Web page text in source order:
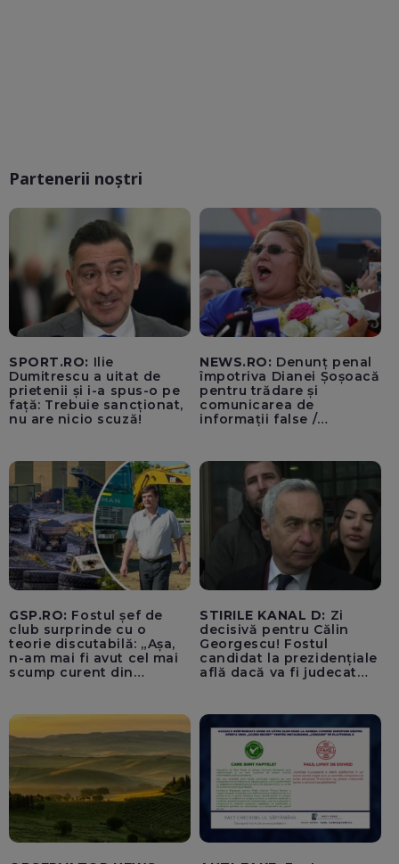
Partenerii noștri
SPORT.RO: Ilie
Dumitrescu a uitat de
prietenii și i-a spus-o pe
față: Trebuie sancționat,
nu are nicio scuză!
NEWS.RO: Denunț penal
împotriva Dianei Șoșoacă
pentru trădare și
comunicarea de
informații false /
Înalta Curte de Casație și
Justiție de Adrian
Băzăvan și Asociația
„Lupii Tricolori”
GSP.RO: Fostul șef de
club surprinde cu o
teorie discutabilă: „Așa,
n-am mai fi avut cel mai
scump curent din
STIRILE KANAL D: Zi
decisivă pentru Călin
Georgescu! Fostul
candidat la prezidențiale
află dacă va fi judecat